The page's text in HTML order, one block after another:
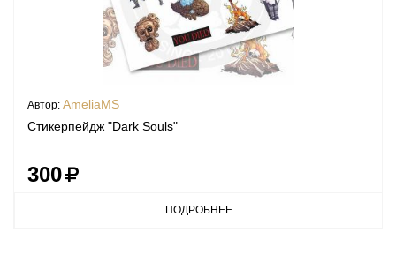
Автор: AmeliaMS
Стикерпейдж "Dark Souls"
300
ПОДРОБНЕЕ